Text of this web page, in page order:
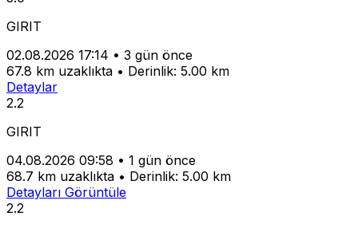
GIRIT
02.08.2026 17:14 • 3 gün önce
67.8 km uzaklıkta • Derinlik: 5.00 km
Detaylar
2.2
GIRIT
04.08.2026 09:58 • 1 gün önce
68.7 km uzaklıkta • Derinlik: 5.00 km
Detayları Görüntüle
2.2